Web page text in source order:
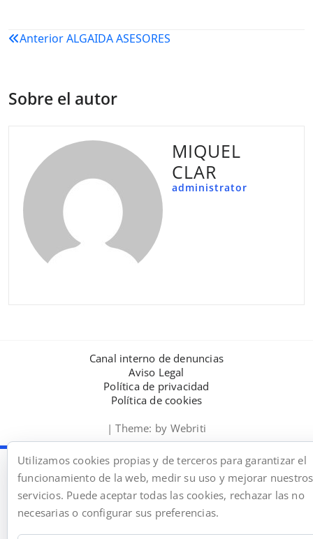
Navegación
AnteriorALGAIDA ASESORES
Sobre el autor
MIQUEL
CLAR
administrator
Canal interno de denuncias
Aviso Legal
Política de privacidad
Política de cookies
| Theme: by Webriti
Utilizamos cookies propias y de terceros para garantizar el
funcionamiento de la web, medir su uso y mejorar nuestros
servicios. Puede aceptar todas las cookies, rechazar las no
necesarias o configurar sus preferencias.